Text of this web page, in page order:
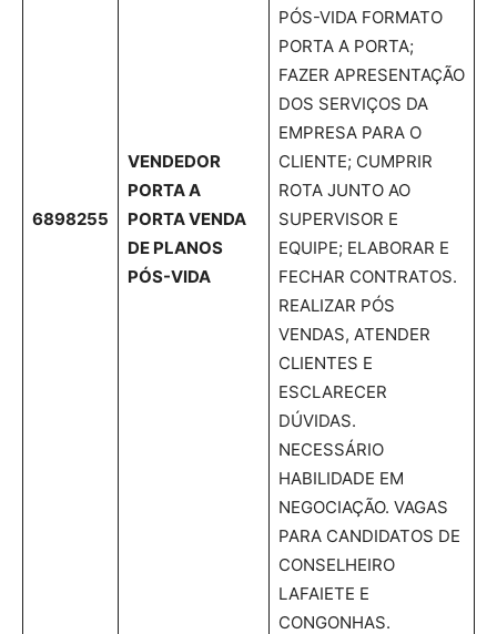
6898255
VENDEDOR
PORTA A
PORTAVENDA
DE PLANOS
PÓS-VIDA
PÓS-VIDA FORMATO
PORTA A PORTA;
FAZER APRESENTAÇÃO
DOS SERVIÇOS DA
EMPRESA PARA O
CLIENTE; CUMPRIR
ROTA JUNTO AO
SUPERVISOR E
EQUIPE; ELABORAR E
FECHAR CONTRATOS.
REALIZAR PÓS
VENDAS, ATENDER
CLIENTES E
ESCLARECER
DÚVIDAS.
NECESSÁRIO
HABILIDADE EM
NEGOCIAÇÃO. VAGAS
PARA CANDIDATOS DE
CONSELHEIRO
LAFAIETE E
CONGONHAS.